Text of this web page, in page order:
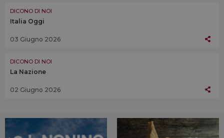
DICONO DI NOI
Italia Oggi
03 Giugno 2026
DICONO DI NOI
La Nazione
02 Giugno 2026